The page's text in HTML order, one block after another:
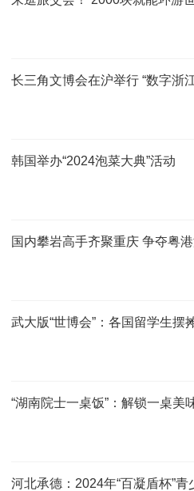
长三角文博会在沪举行 “数字浙
韩国举办“2024泡菜大典”活动
国内攀岩高手齐聚重庆 争夺粤
武大版“世博会”：各国留学生摆
“湖南院士一桌饭”：解锁一桌美
河北承德：2024年“百凝盾杯”